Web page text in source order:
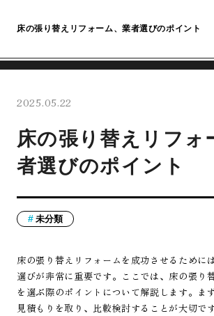
床の張り替えリフォーム、業者選びのポイント
2025.05.22
床の張り替えリフォ
者選びのポイント
未分類
床の張り替えリフォームを成功させるために
選びが非常に重要です。ここでは、床の張り
を選ぶ際のポイントについて解説します。ま
見積もりを取り、比較検討することが大切で